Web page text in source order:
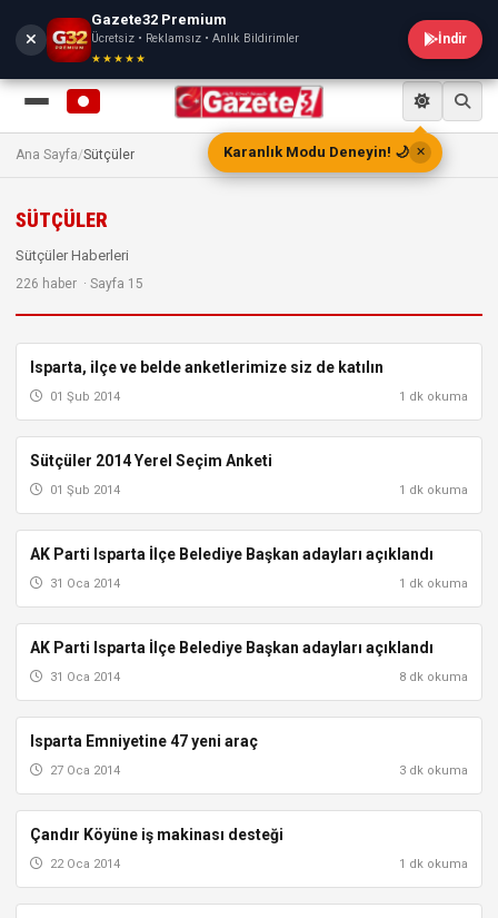
Gazete32 Premium
Ücretsiz • Reklamsız • Anlık Bildirimler
★★★★★
İndir
Ana Sayfa/Sütçüler
SÜTÇÜLER
Sütçüler Haberleri
226 haber · Sayfa 15
AKSU
Isparta, ilçe ve belde anketlerimize siz de katılın
01 Şub 2014 1 dk okuma
ISPARTA
Sütçüler 2014 Yerel Seçim Anketi
01 Şub 2014 1 dk okuma
AKSU
AK Parti Isparta İlçe Belediye Başkan adayları açıklandı
31 Oca 2014 1 dk okuma
AKSU
AK Parti Isparta İlçe Belediye Başkan adayları açıklandı
31 Oca 2014 8 dk okuma
GÖNEN
Isparta Emniyetine 47 yeni araç
27 Oca 2014 3 dk okuma
ISPARTA
Çandır Köyüne iş makinası desteği
22 Oca 2014 1 dk okuma
Karanlık Modu Deneyin! 🌙 ✕